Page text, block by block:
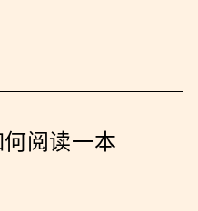
阅读一本